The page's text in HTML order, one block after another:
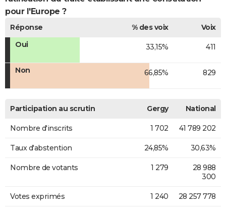
pour l'Europe ?
Réponse % des voix
Voix
Oui
33,15% 411
Non 66,85% 829
Participation au scrutin Gergy National
Nombre d'inscrits 1 702 41 789 202
Taux d'abstention 24,85% 30,63%
Nombre de votants 1 279
28 988
300
Votes exprimés 1 240 28 257 778